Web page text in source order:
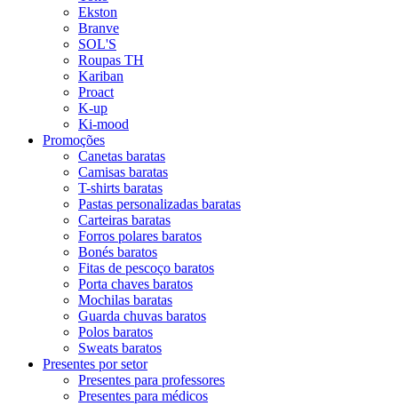
Ekston
Branve
SOL'S
Roupas TH
Kariban
Proact
K-up
Ki-mood
Promoções
Canetas baratas
Camisas baratas
T-shirts baratas
Pastas personalizadas baratas
Carteiras baratas
Forros polares baratos
Bonés baratos
Fitas de pescoço baratos
Porta chaves baratos
Mochilas baratas
Guarda chuvas baratos
Polos baratos
Sweats baratos
Presentes por setor
Presentes para professores
Presentes para médicos